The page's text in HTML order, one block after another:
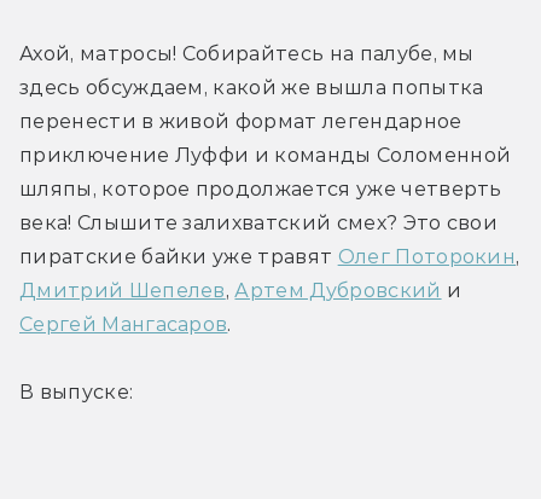
Ахой, матросы! Собирайтесь на палубе, мы
здесь обсуждаем, какой же вышла попытка
перенести в живой формат легендарное
приключение Луффи и команды Соломенной
шляпы, которое продолжается уже четверть
века! Слышите залихватский смех? Это свои
пиратские байки уже травят Олег Поторокин
Дмитрий Шепелев, Артем Дубровский
Сергей Мангасаров.
В выпуске: